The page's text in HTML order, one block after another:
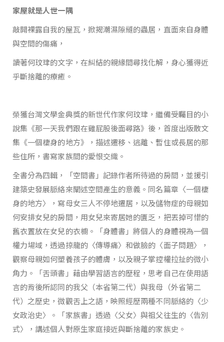
家屋就是人世一隅
敲開裸露自我的屋瓦，掀揭潮濕隙縫的蟲居，直面來自身體
與空間的傷痛，
讀著何玟珒的文字，在糾結的親緣間尋找化解，身心獲得近
乎斷捨離的療癒。
榮獲台灣文學金典獎的新世代作家何玟珒，繼備受矚目的小
說集《那一天我們跟在雞屁股後面尋路》後，首度出版散文
集《一個棲身的地方》，描述遷移、逃離、暫住或長居的那
些住所，書寫家族間的愛恨交織。
全書分為四輯，「空間書」記錄作者所待過的房間，並援引
建築史發展脈絡來闡述空間產生的意義。同名篇章〈一個棲
身的地方〉，寫母女三人不停地遷居，以及儲物症的母親如
何安排女兒的房間，用女兒來寄居她的匱乏，把丟掉可惜的
舊衣置放在女兒的衣櫥。「身體書」將個人的身體視為一個
權力場域，透過掠龍的〈傳導痛〉和做臉的〈面子問題〉，
觀察母親如何塑養孩子的體膚，以及親子掌控權拉扯的微小
角力。「舌頭書」藉由學習語言的歷程，思考自己在使用語
言的背後所認同的我父（本省第二代）與我母（外省第二
代）之歷史，微觀舌上之語，映照經歷兩種不同脈絡的〈少
女政治史〉。「家族書」透過〈父女〉與祖父往生的〈告別
式〉，講述個人對原生家庭接近與斷捨離的家族史。